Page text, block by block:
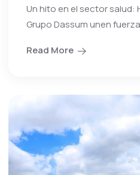
Un hito en el sector
Grupo Dassum unen
Read More